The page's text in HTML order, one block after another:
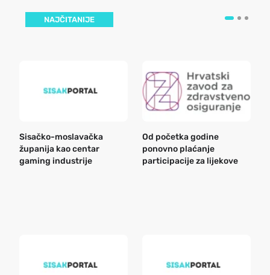
NAJČITANIJE
Sisačko-moslavačka
županija kao centar
gaming industrije
Od početka godine
ponovno plaćanje
participacije za lijekove